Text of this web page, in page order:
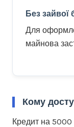
Без зайвої
Для
майнова
Кому
Кредит на 5000